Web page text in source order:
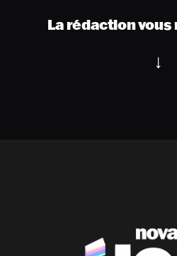
La rédaction